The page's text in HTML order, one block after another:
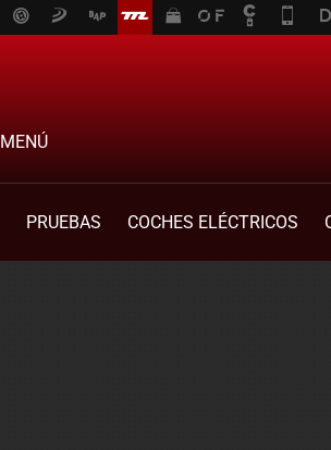
MENÚ
PRUEBAS COCHES ELÉCTRICOS